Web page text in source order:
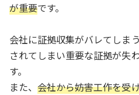
が重要です。
会社に証拠収集がバレてしまう
されてしまい重要な証拠が失
す。
また、会社から妨害工作を受